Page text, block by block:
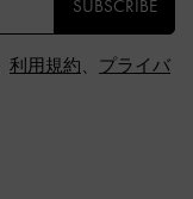
SUBSCRIBE
利用規約、 プライバ